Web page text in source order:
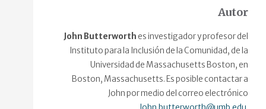
Autor
John Butterworth es investigador y profesor del
Instituto para la Inclusión de la Comunidad, de la
Universidad de Massachusetts Boston, en
Boston, Massachusetts. Es posible contactar a
John por medio del correo electrónico